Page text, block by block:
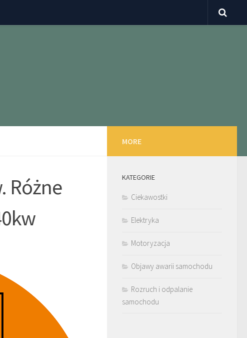
Różne
MORE
KATEGORIE
Ciekawostki
Elektryka
Motoryzacja
Objawy awarii samochodu
Rozruch i odpalanie
samochodu